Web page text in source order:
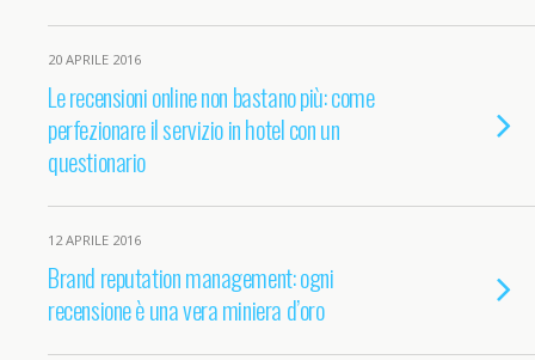
20 APRILE 2016
Le recensioni online non bastano più: come
perfezionare il servizio in hotel con un
questionario
12 APRILE 2016
Brand reputation management: ogni
recensione è una vera miniera d’oro